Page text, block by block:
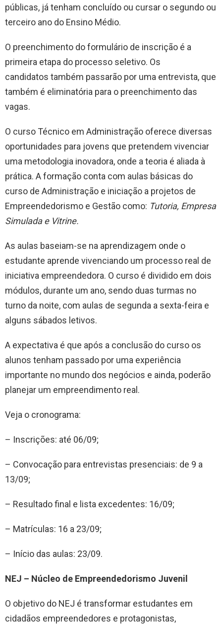
públicas, já tenham concluído ou cursar o segundo ou
terceiro ano do Ensino Médio.
O preenchimento do formulário de inscrição é a
primeira etapa do processo seletivo. Os
candidatos também passarão por uma entrevista, que
também é eliminatória para o preenchimento das
vagas.
O curso Técnico em Administração oferece diversas
oportunidades para jovens que pretendem vivenciar
uma metodologia inovadora, onde a teoria é aliada à
prática. A formação conta com aulas básicas do
curso de Administração e iniciação a projetos de
Empreendedorismo e Gestão como: Tutoria, Empresa
Simulada e Vitrine.
As aulas baseiam-se na aprendizagem onde o
estudante aprende vivenciando um processo real de
iniciativa empreendedora. O curso é dividido em dois
módulos, durante um ano, sendo duas turmas no
turno da noite, com aulas de segunda a sexta-feira e
alguns sábados letivos.
A expectativa é que após a conclusão do curso os
alunos tenham passado por uma experiência
importante no mundo dos negócios e ainda, poderão
planejar um empreendimento real.
Veja o cronograma:
– Inscrições: até 06/09;
– Convocação para entrevistas presenciais: de 9 a
13/09;
– Resultado final e lista excedentes: 16/09;
– Matrículas: 16 a 23/09;
– Início das aulas: 23/09.
NEJ – Núcleo de Empreendedorismo Juvenil
O objetivo do NEJ é transformar estudantes em
cidadãos empreendedores e protagonistas,